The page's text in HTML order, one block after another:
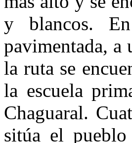
y blancos.
pavimentada, a
la ruta se
la escuela
Chaguaral.
sitúa el